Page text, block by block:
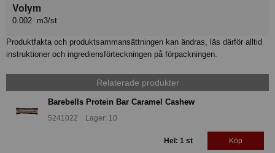
Volym
0.002 m3/st
Produktfakta och produktsammansättningen kan ändras, läs därför alltid
instruktioner och ingrediensförteckningen på förpackningen.
Relaterade produkter
Barebells Protein Bar Caramel Cashew
5241022 Lager: 10
Hel: 1 st Köp